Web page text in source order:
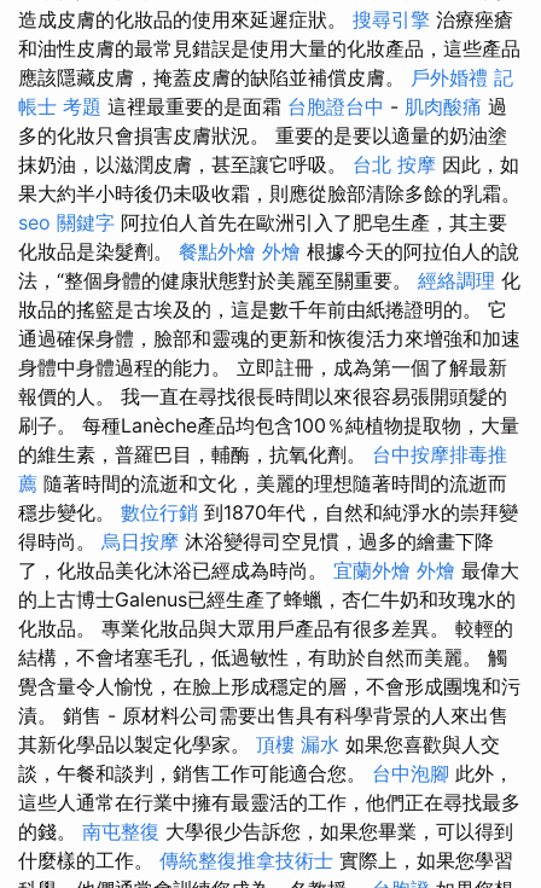
造成皮膚的化妝品的使用來延遲症狀。 搜尋引擎 治療痤瘡
和油性皮膚的最常見錯誤是使用大量的化妝產品，這些產品
應該隱藏皮膚，掩蓋皮膚的缺陷並補償皮膚。 戶外婚禮 記
帳士 考題 這裡最重要的是面霜 台胞證台中 - 肌肉酸痛 過
多的化妝只會損害皮膚狀況。 重要的是要以適量的奶油塗
抹奶油，以滋潤皮膚，甚至讓它呼吸。 台北 按摩 因此，如
果大約半小時後仍未吸收霜，則應從臉部清除多餘的乳霜。
seo 關鍵字 阿拉伯人首先在歐洲引入了肥皂生產，其主要
化妝品是染髮劑。 餐點外燴 外燴 根據今天的阿拉伯人的說
法，“整個身體的健康狀態對於美麗至關重要。 經絡調理 化
妝品的搖籃是古埃及的，這是數千年前由紙捲證明的。 它
通過確保身體，臉部和靈魂的更新和恢復活力來增強和加速
身體中身體過程的能力。 立即註冊，成為第一個了解最新
報價的人。 我一直在尋找很長時間以來很容易張開頭髮的
刷子。 每種Lanèche產品均包含100％純植物提取物，大量
的維生素，普羅巴目，輔酶，抗氧化劑。 台中按摩排毒推
薦 隨著時間的流逝和文化，美麗的理想隨著時間的流逝而
穩步變化。 數位行銷 到1870年代，自然和純淨水的崇拜變
得時尚。 烏日按摩 沐浴變得司空見慣，過多的繪畫下降
了，化妝品美化沐浴已經成為時尚。 宜蘭外燴 外燴 最偉大
的上古博士Galenus已經生產了蜂蠟，杏仁牛奶和玫瑰水的
化妝品。 專業化妝品與大眾用戶產品有很多差異。 較輕的
結構，不會堵塞毛孔，低過敏性，有助於自然而美麗。 觸
覺含量令人愉悅，在臉上形成穩定的層，不會形成團塊和污
漬。 銷售 - 原材料公司需要出售具有科學背景的人來出售
其新化學品以製定化學家。 頂樓 漏水 如果您喜歡與人交
談，午餐和談判，銷售工作可能適合您。 台中泡腳 此外，
這些人通常在行業中擁有最靈活的工作，他們正在尋找最多
的錢。 南屯整復 大學很少告訴您，如果您畢業，可以得到
什麼樣的工作。 傳統整復推拿技術士 實際上，如果您學習